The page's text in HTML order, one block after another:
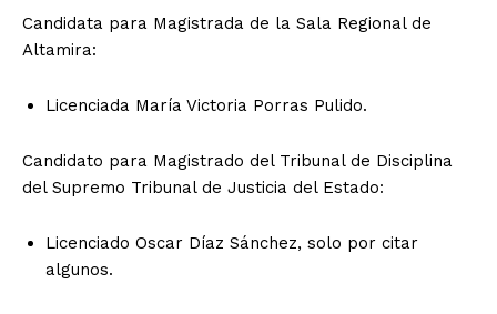
Candidata para Magistrada de la Sala Regional de
Altamira:
Licenciada María Victoria Porras Pulido.
Candidato para Magistrado del Tribunal de Disciplina
del Supremo Tribunal de Justicia del Estado:
Licenciado Oscar Díaz Sánchez, solo por citar
algunos.